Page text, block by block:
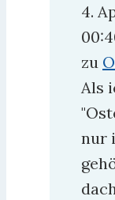
4.
zu
Als
nur